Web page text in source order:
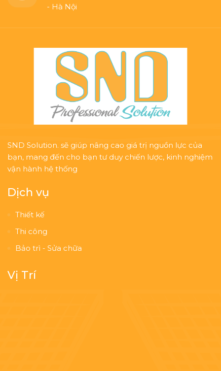
- Hà Nội
SND Solution. sẽ giúp nâng cao giá trị nguồn lực của
bạn, mang đến cho bạn tư duy chiến lược, kinh nghiệm
vận hành hệ thống
Dịch vụ
Thiết kế
Thi công
Bảo trì - Sửa chữa
Vị Trí